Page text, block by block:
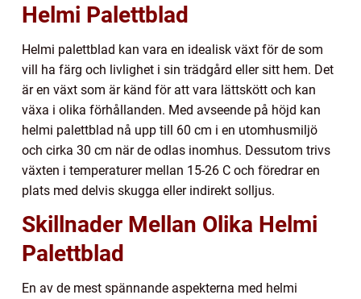
Helmi Palettblad
Helmi palettblad kan vara en idealisk växt för de som
vill ha färg och livlighet i sin trädgård eller sitt hem. Det
är en växt som är känd för att vara lättskött och kan
växa i olika förhållanden. Med avseende på höjd kan
helmi palettblad nå upp till 60 cm i en utomhusmiljö
och cirka 30 cm när de odlas inomhus. Dessutom trivs
växten i temperaturer mellan 15-26 C och föredrar en
plats med delvis skugga eller indirekt solljus.
Skillnader Mellan Olika Helmi
Palettblad
En av de mest spännande aspekterna med helmi